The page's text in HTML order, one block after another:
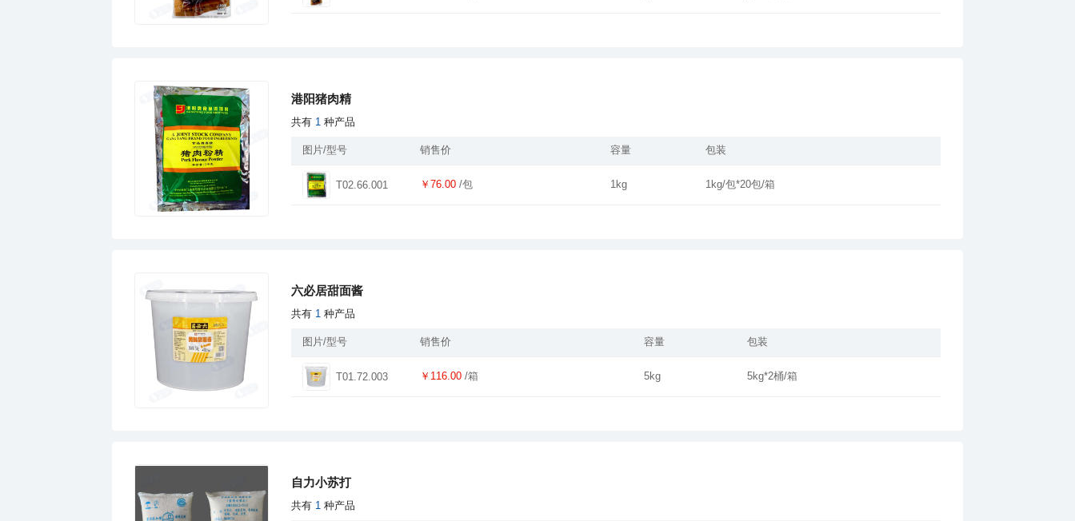
港阳猪肉精
共有 1 种产品
图片/型号 销售价 容量 包装
T02.66.001 ￥76.00 /包 1kg 1kg/包*20包/箱
六必居甜面酱
共有 1 种产品
图片/型号 销售价 容量 包装
T01.72.003 ￥116.00 /箱 5kg 5kg*2桶/箱
自力小苏打
共有 1 种产品